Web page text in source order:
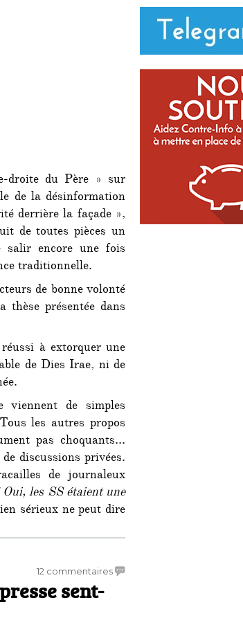
d’école
désinformation
droite du Père » sur
de la désinformation
derrière la façade »,
de toutes pièces un
encore une fois
traditionnelle.
de bonne volonté
présentée dans
à extorquer une
de Dies Irae, ni de
de simples
les autres propos
pas choquants…
discussions privées.
de journaleux
les SS étaient une
sérieux ne peut dire
cas d’école de désinformation »
12 commentairessur
sent-